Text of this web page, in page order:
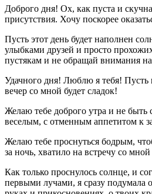
Доброго дня! Ох, как пуста и
присутствия. Хочу поскорее
Пусть этот день будет наполнен
улыбками друзей и просто
пустякам и не обращай внимания
Удачного дня! Люблю я тебя! Пусть
вечер со мной будет сладок!
Желаю тебе доброго утра и не
веселым, с отменным аппетитом к
Желаю тебе проснуться бодрым,
за ночь, хватило на встречу со
Как только проснулось солнце, и
первыми лучами, я сразу подумала